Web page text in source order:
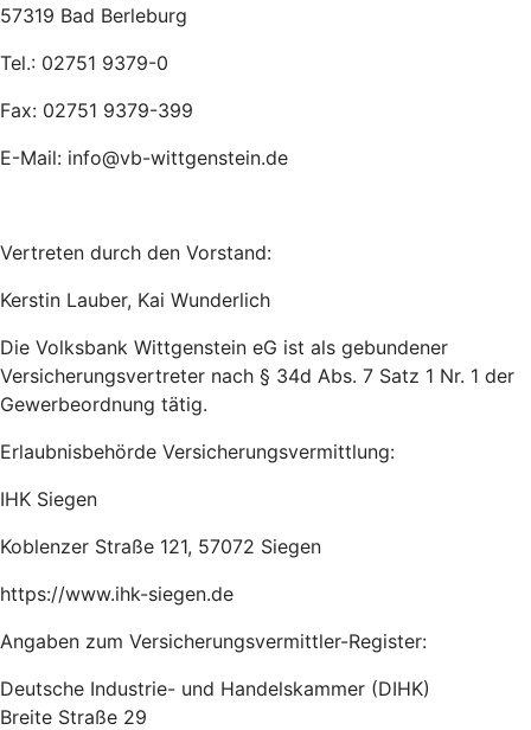
57319 Bad Berleburg
Tel.: 02751 9379-0
Fax: 02751 9379-399
E-Mail: info@vb-wittgenstein.de
Vertreten durch den Vorstand:
Kerstin Lauber, Kai Wunderlich
Die Volksbank Wittgenstein eG ist als gebundener
Versicherungsvertreter nach § 34d Abs. 7 Satz 1 Nr. 1 der
Gewerbeordnung tätig.
Erlaubnisbehörde Versicherungsvermittlung:
IHK Siegen
Koblenzer Straße 121, 57072 Siegen
https://www.ihk-siegen.de
Angaben zum Versicherungsvermittler-Register:
Deutsche Industrie- und Handelskammer (DIHK)
Breite Straße 29